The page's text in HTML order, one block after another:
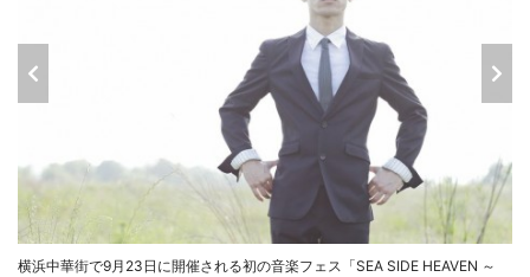
横浜中華街で9月23日に開催される初の音楽フェス「SEA SIDE HEAVEN ～